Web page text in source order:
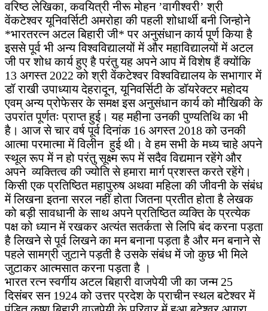
वरिष्ठ लेखिका, कवयित्री नीरू मोहन ’वागीश्वरी’ श्री
वेंकटेश्वर यूनिवर्सिटी अमरोहा की पहली शोधार्थी बनी जिन्होने
*भारतरत्न अटल बिहारी जी* पर अनुसंधान कार्य पूर्ण किया है
इससे पूर्व भी अन्य विश्वविद्यालयों में और महाविद्यालयों में अटल
जी पर शोध कार्य हुए है परंतु यह अपने आप में विशेष हैं क्योंकि
13 अगस्त 2022 को श्री वेंकटेश्वर विश्वविद्यालय के सभागार में
डॉ राखी उपाध्याय देहरादून, यूनिवर्सिटी के डॉयरेक्टर महोदय
एवम् अन्य प्रोफेसर के समक्ष इस अनुसंधान कार्य को मौखिकी के
उपरांत पूर्णतः प्राप्त हुई। यह महीना उनकी पुण्यतिथि का भी
है। आज से चार वर्ष पूर्व दिनांक 16 अगस्त 2018 को उनकी
आत्मा परमात्मा में विलीन हुई थी। वे हम सभी के मध्य चाहे अपने
स्थूल रूप में न हो परंतु सूक्ष्म रूप में सदैव विद्यमान रहेंगे और
अपने व्यक्तित्व की ज्योति से हमारा मार्ग प्रशस्त करते रहेंगे।
किसी एक प्रतिष्ठित महापुरुष अथवा महिला की जीवनी के संबंध
में लिखना इतना सरल नहीं होता जितना प्रतीत होता है लेखक
को बड़ी सावधानी के साथ अपने प्रतिष्ठित व्यक्ति के प्रत्येक
पक्ष को ध्यान में रखकर अत्यंत सतर्कता से लिपि बंद करना पड़ता
है लिखने से पूर्व लिखने का मन बनाना पड़ता है और मन बनाने से
पहले सामग्री जुटाने पड़ती है उसके संबंध में जो कुछ भी मिले
जुटाकर आत्मसात करना पड़ता है ।
भारत रत्न स्वर्गीय अटल बिहारी वाजपेयी जी का जन्म 25
दिसंबर सन 1924 को उत्तर प्रदेश के प्राचीन स्थल बटेश्वर में